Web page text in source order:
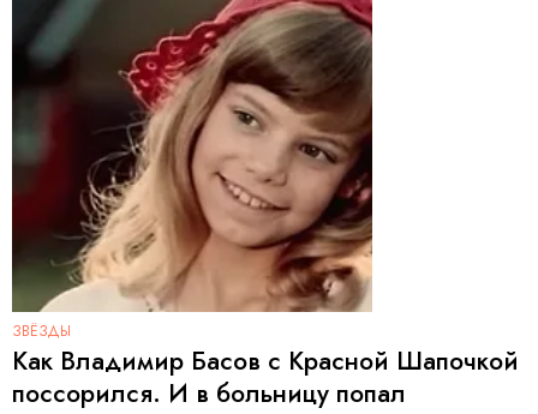
ЗВЁЗДЫ
Как Владимир Басов с Красной Шапочкой
поссорился. И в больницу попал